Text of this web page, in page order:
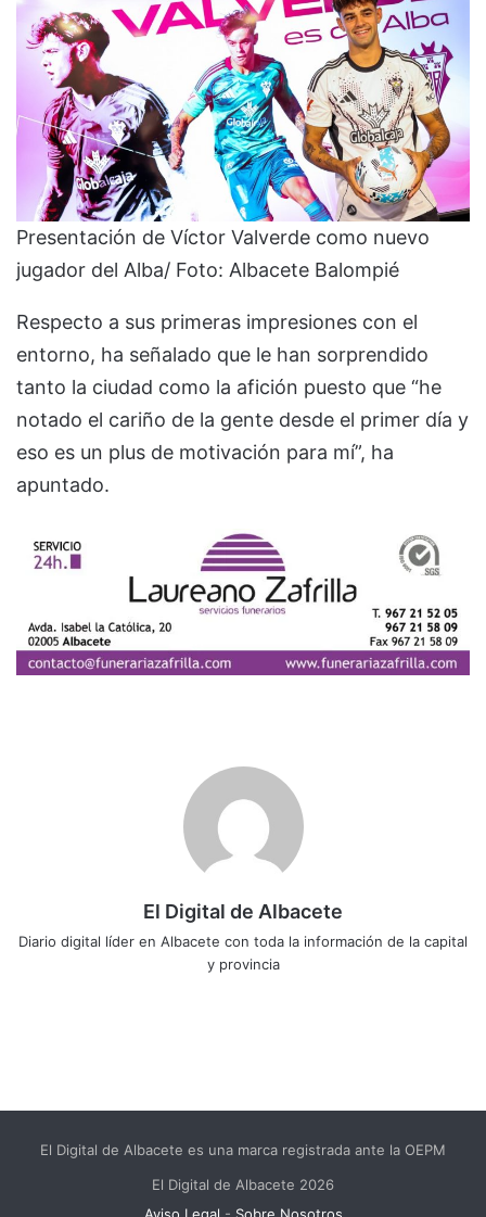
Presentación de Víctor Valverde como nuevo
jugador del Alba/ Foto: Albacete Balompié
Respecto a sus primeras impresiones con el
entorno, ha señalado que le han sorprendido
tanto la ciudad como la afición puesto que “he
notado el cariño de la gente desde el primer día y
eso es un plus de motivación para mí”, ha
apuntado.
El Digital de Albacete
Diario digital líder en Albacete con toda la información de la capital
y provincia
El Digital de Albacete es una marca registrada ante la OEPM
El Digital de Albacete 2026